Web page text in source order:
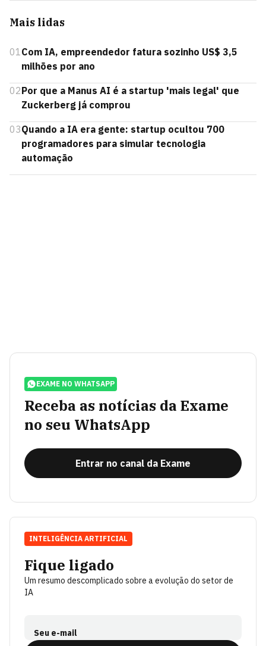
Mais lidas
01Com IA, empreendedor fatura sozinho US$ 3,5
milhões por ano
02Por que a Manus AI é a startup 'mais legal' que
Zuckerberg já comprou
03Quando a IA era gente: startup ocultou 700
programadores para simular tecnologia
automação
EXAME NO WHATSAPP
Receba as notícias da Exame
no seu WhatsApp
Entrar no canal da Exame
Fique ligado
Um resumo descomplicado sobre a evolução do setor de
IA
Seu e-mail
INTELIGÊNCIA ARTIFICIAL